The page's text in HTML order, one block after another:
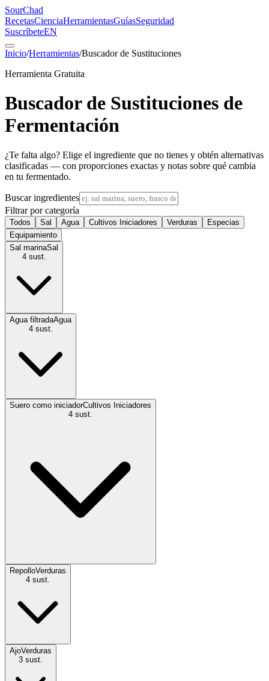
SourChad
RecetasCienciaHerramientasGuíasSeguridad
SuscríbeteEN
Inicio/Herramientas/Buscador de Sustituciones
Herramienta Gratuita
Buscador de Sustituciones de
Fermentación
¿Te falta algo? Elige el ingrediente que no tienes y obtén alternativas
clasificadas — con proporciones exactas y notas sobre qué cambia
en tu fermentado.
Buscar ingredientes
Filtrar por categoría
Todos Sal Agua Cultivos Iniciadores Verduras
Especias
Equipamiento
Sal marinaSal
4sust.
Agua filtradaAgua
4sust.
Suero como iniciadorCultivos Iniciadores
4 sust.
RepolloVerduras
4 sust.
AjoVerduras
3 sust.